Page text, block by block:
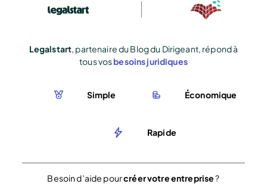
Legalstart, partenaire du Blog du Dirigeant, répond à
tous vosbesoins juridiques
Simple Économique
Rapide
Besoin d’aide pourcréer votre entreprise?